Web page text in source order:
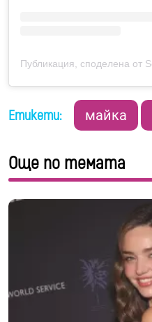
Етикети: майка
Още по темата